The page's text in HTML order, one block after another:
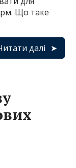
Що таке
далі